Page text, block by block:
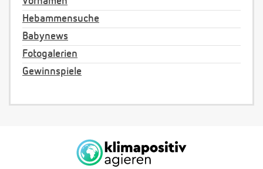
Hebammensuche
Babynews
Fotogalerien
Gewinnspiele